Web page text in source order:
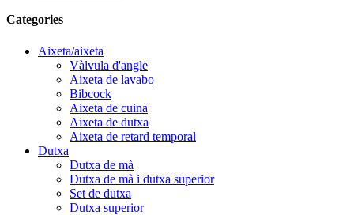
Categories
Aixeta/aixeta
Vàlvula d'angle
Aixeta de lavabo
Bibcock
Aixeta de cuina
Aixeta de dutxa
Aixeta de retard temporal
Dutxa
Dutxa de mà
Dutxa de mà i dutxa superior
Set de dutxa
Dutxa superior